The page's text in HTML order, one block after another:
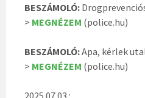
BESZÁMOLÓ:
> MEGNÉZEM (police.hu)
BESZÁMOLÓ:Apa, kérlek
> MEGNÉZEM (police.hu)